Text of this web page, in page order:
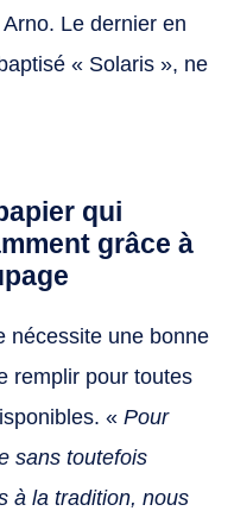
Le dernier en
« Solaris », ne
qui
grâce à
nécessite une bonne
remplir pour toutes
« Pour
sans toutefois
à la tradition, nous